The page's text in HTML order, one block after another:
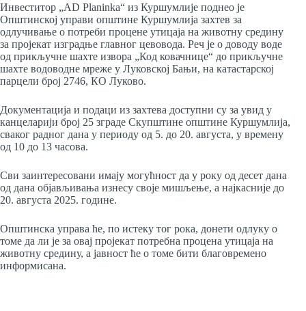
Инвеститор „AD Planinka“ из Куршумлије поднео је
Општинској управи општине Куршумлија захтев за
одлучивање о потреби процене утицаја на животну средину
за пројекат изградње главног цевовода. Реч је о доводу воде
од прикључне шахте извора „Код ковачнице“ до прикључне
шахте водоводне мреже у Луковској Бањи, на катастарској
парцели број 2746, КО Луково.
Документација и подаци из захтева доступни су за увид у
канцеларији број 25 зграде Скупштине општине Куршумлија,
сваког радног дана у периоду од 5. до 20. августа, у времену
од 10 до 13 часова.
Сви заинтересовани имају могућност да у року од десет дана
од дана објављивања изнесу своје мишљење, а најкасније до
20. августа 2025. године.
Општинска управа ће, по истеку тог рока, донети одлуку о
томе да ли је за овај пројекат потребна процена утицаја на
животну средину, а јавност ће о томе бити благовремено
информисана.